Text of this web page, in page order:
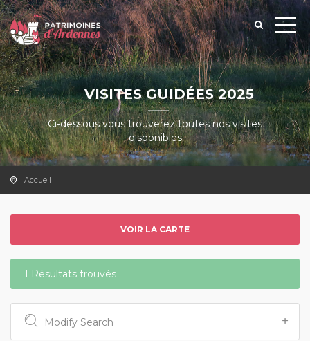
VISITES GUIDÉES 2025
Ci-dessous vous trouverez toutes nos visites
disponibles
Accueil
VOIR LA CARTE
1 Résultats trouvés
Modify Search